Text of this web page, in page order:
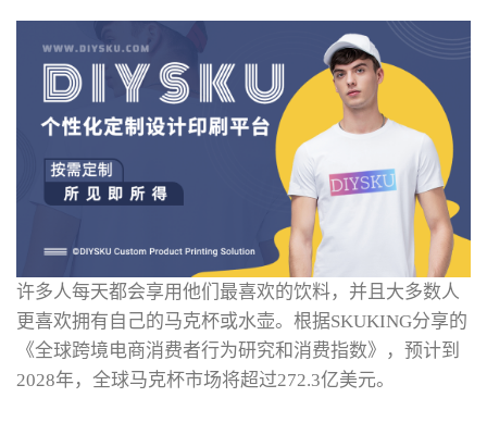
许多人每天都会享用他们最喜欢的饮料，并且大多数人
更喜欢拥有自己的马克杯或水壶。根据SKUKING分享的
《全球跨境电商消费者行为研究和消费指数》，预计到
2028年，全球马克杯市场将超过272.3亿美元。